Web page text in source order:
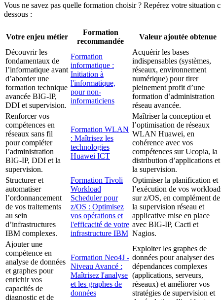
Vous ne savez pas quelle formation choisir ? Repérez votre situation
dessous :
Votre enjeu métier
Formation
recommandée
Valeur ajoutée obtenue
Découvrir les
fondamentaux de
l’informatique avant
d’aborder une
formation technique
avancée BIG-IP,
DDI et supervision.
Formation
informatique :
Initiation à
l'informatique,
pour non-
informaticiens
Acquérir les bases
indispensables (systèmes,
réseaux, environnement
numérique) pour tirer
pleinement profit d’une
formation d’administration
réseau avancée.
Renforcer vos
compétences en
réseaux sans fil
pour compléter
l’administration
BIG-IP, DDI et la
supervision.
Formation WLAN
: Maîtrisez les
technologies
Huawei ICT
Maîtriser la conception et
l’optimisation de réseaux
WLAN Huawei, en
cohérence avec vos
compétences sur Ucopia, la
distribution d’applications et
la supervision.
Structurer et
automatiser
l’ordonnancement
de vos traitements
au sein
d’infrastructures
IBM complexes.
Formation Tivoli
Workload
Scheduler pour
z/OS : Optimisez
vos opérations et
l'efficacité de votre
infrastructure IBM
Optimiser la planification et
l’exécution de vos
sur z/OS, en complément de
la supervision réseau et
applicative mise en place
avec BIG-IP, Cacti et
Nagios.
Ajouter une
compétence en
analyse de données
et graphes pour
enrichir vos
capacités de
diagnostic et de
Formation Neo4J -
Niveau Avancé :
Maîtrisez l'analyse
et les graphes de
données
Exploiter les graphes de
données pour analyser des
dépendances complexes
(applications, serveurs,
réseaux) et améliorer vos
stratégies de supervision et